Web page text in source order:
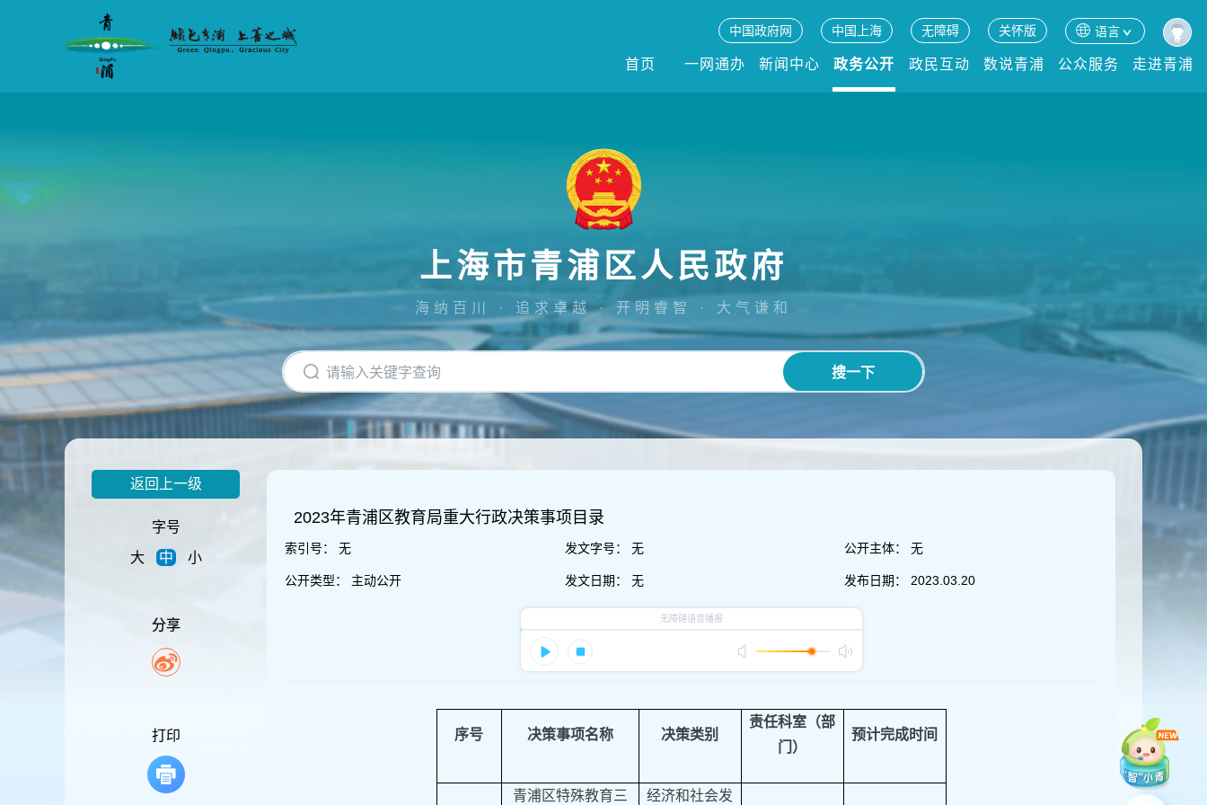
网
主
要
内
容
区
域
中国政府网 中国上海 无障碍 关怀版 语言
首页 一网通办 新闻中心 政务公开 政民互动 数说青浦 公众服务 走进青浦
上海市青浦区人民政府
海纳百川 · 追求卓越 · 开明睿智 · 大气谦和
搜一下
返回上一级
字号
大
中 小
分享
打印
2023年青浦区教育局重大行政决策事项目录
索引号： 无
公开类型： 主动公开
发文字号： 无
发文日期： 无
公开主体： 无
发布日期： 2023.03.20
序号 决策事项名称 决策类别
责任科室（部
门）
预计完成时间
青浦区特殊教育三 经济和社会发